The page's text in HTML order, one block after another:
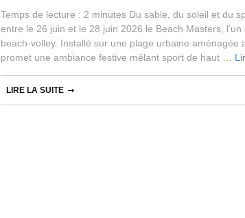
Temps de lecture : 2 minutes Du sable, du soleil et du
entre le 26 juin et le 28 juin 2026 le Beach Masters,
beach‑volley. Installé sur une plage urbaine aménagée
promet une ambiance festive mêlant sport de haut …
LIRE LA SUITE